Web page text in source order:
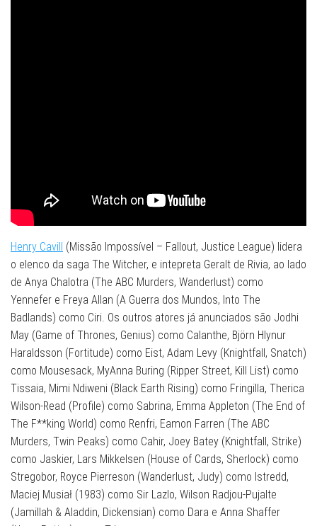
Henry Cavill (Missão Impossível – Fallout, Justice League) lidera
o elenco da saga The Witcher, e intepreta Geralt de Rivia, ao lado
de Anya Chalotra (The ABC Murders, Wanderlust) como
Yennefer e Freya Allan (A Guerra dos Mundos, Into The
Badlands) como Ciri. Os outros atores já anunciados são Jodhi
May (Game of Thrones, Genius) como Calanthe, Björn Hlynur
Haraldsson (Fortitude) como Eist, Adam Levy (Knightfall, Snatch)
como Mousesack, MyAnna Buring (Ripper Street, Kill List) como
Tissaia, Mimi Ndiweni (Black Earth Rising) como Fringilla, Therica
Wilson-Read (Profile) como Sabrina, Emma Appleton (The End of
The F**king World) como Renfri, Eamon Farren (The ABC
Murders, Twin Peaks) como Cahir, Joey Batey (Knightfall, Strike)
como Jaskier, Lars Mikkelsen (House of Cards, Sherlock) como
Stregobor, Royce Pierreson (Wanderlust, Judy) como Istredd,
Maciej Musiał (1983) como Sir Lazlo, Wilson Radjou-Pujalte
(Jamillah & Aladdin, Dickensian) como Dara e Anna Shaffer